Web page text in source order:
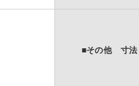
■その他 寸法